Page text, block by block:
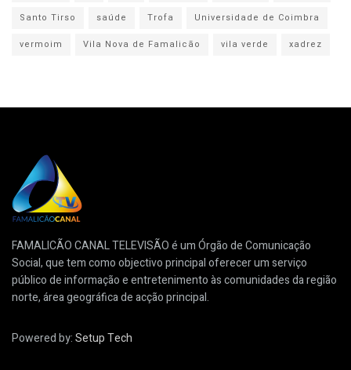
Santo Tirso
saúde Trofa
Universidade de Coimbra
vermoim
Vila Nova de Famalicão vila verde xadrez
FAMALICÃO CANAL TELEVISÃO é um Órgão de Comunicação
Social, que tem como objectivo principal oferecer um serviço
público de informação e entretenimento às comunidades da região
norte, área geográfica de acção principal.
Powered by:Setup Tech